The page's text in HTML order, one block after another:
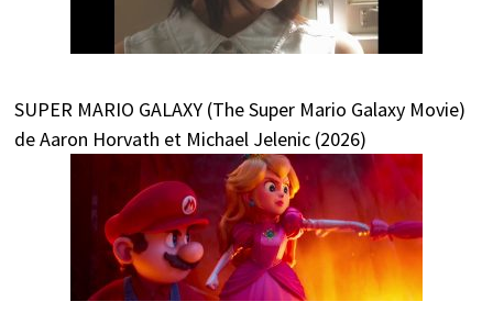
SUPER MARIO GALAXY (The Super Mario Galaxy Movie)
de Aaron Horvath et Michael Jelenic (2026)